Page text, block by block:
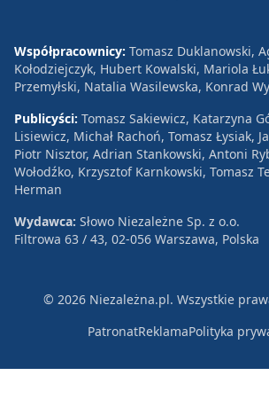
Współpracownicy: Tomasz Duklanowski,
Kołodziejczyk, Hubert Kowalski, Mariola
Przemyłski, Natalia Wasilewska, Konrad
Publicyści: Tomasz Sakiewicz, Katarzyna
Lisiewicz, Michał Rachoń, Tomasz Łysiak,
Piotr Nisztor, Adrian Stankowski, Antoni
Wołodźko, Krzysztof Karnkowski, Tomasz
Herman
Wydawca: Słowo Niezależne Sp. z o.o.
Filtrowa 63 / 43, 02-056 Warszawa, Polska
© 2026 Niezależna.pl. Wszystkie
PatronatReklamaPolityka